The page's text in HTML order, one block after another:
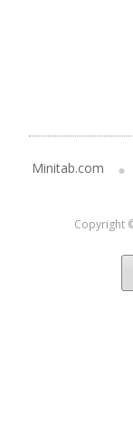
Minitab.com
Copyright